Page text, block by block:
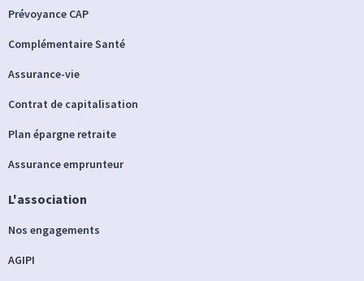
Prévoyance CAP
Complémentaire Santé
Assurance-vie
Contrat de capitalisation
Plan épargne retraite
Assurance emprunteur
L'association
Nos engagements
AGIPI